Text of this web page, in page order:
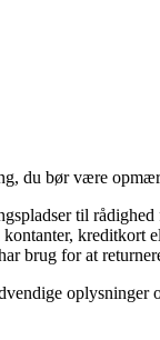
du bør være
til
kreditkort
brug for at